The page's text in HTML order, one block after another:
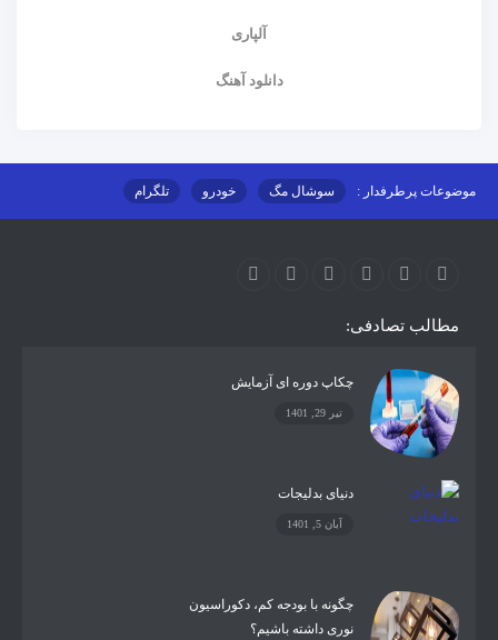
آلپاری
دانلود آهنگ
موضوعات پرطرفدار : سوشال مگ خودرو تلگرام
مطالب تصادفی:
چکاپ دوره ای آزمایش
تیر 29, 1401
دنیای بدلیجات
آبان 5, 1401
چگونه با بودجه کم، دکوراسیون
نوری داشته باشیم؟